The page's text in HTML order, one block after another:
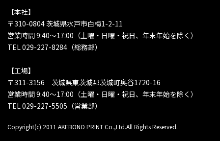
【本社】
〒310-0804 茨城県水戸市白梅1-2-11
営業時間 9:40〜17:00（土曜・日曜・祝日、年末年始を除く）
TEL 029-227-8284（総務部）
【工場】
〒311-3156 茨城県東茨城郡茨城町奥谷1720-16
営業時間 9:40〜17:00（土曜・日曜・祝日、年末年始を除く）
TEL 029-227-5505（営業部）
Copyright(c) 2011 AKEBONO PRINT Co.,Ltd.All Rights Reserved.